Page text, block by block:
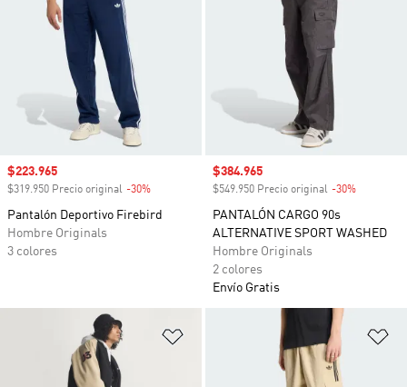
Precio de venta
$223.965
$319.950 Precio original -30%
Pantalón Deportivo Firebird
Hombre Originals
3 colores
Precio de venta
$384.965
$549.950 Precio original -30%
PANTALÓN CARGO 90s
ALTERNATIVE SPORT WASHED
Hombre Originals
2 colores
Envío Gratis
Añadir a la lista de deseos